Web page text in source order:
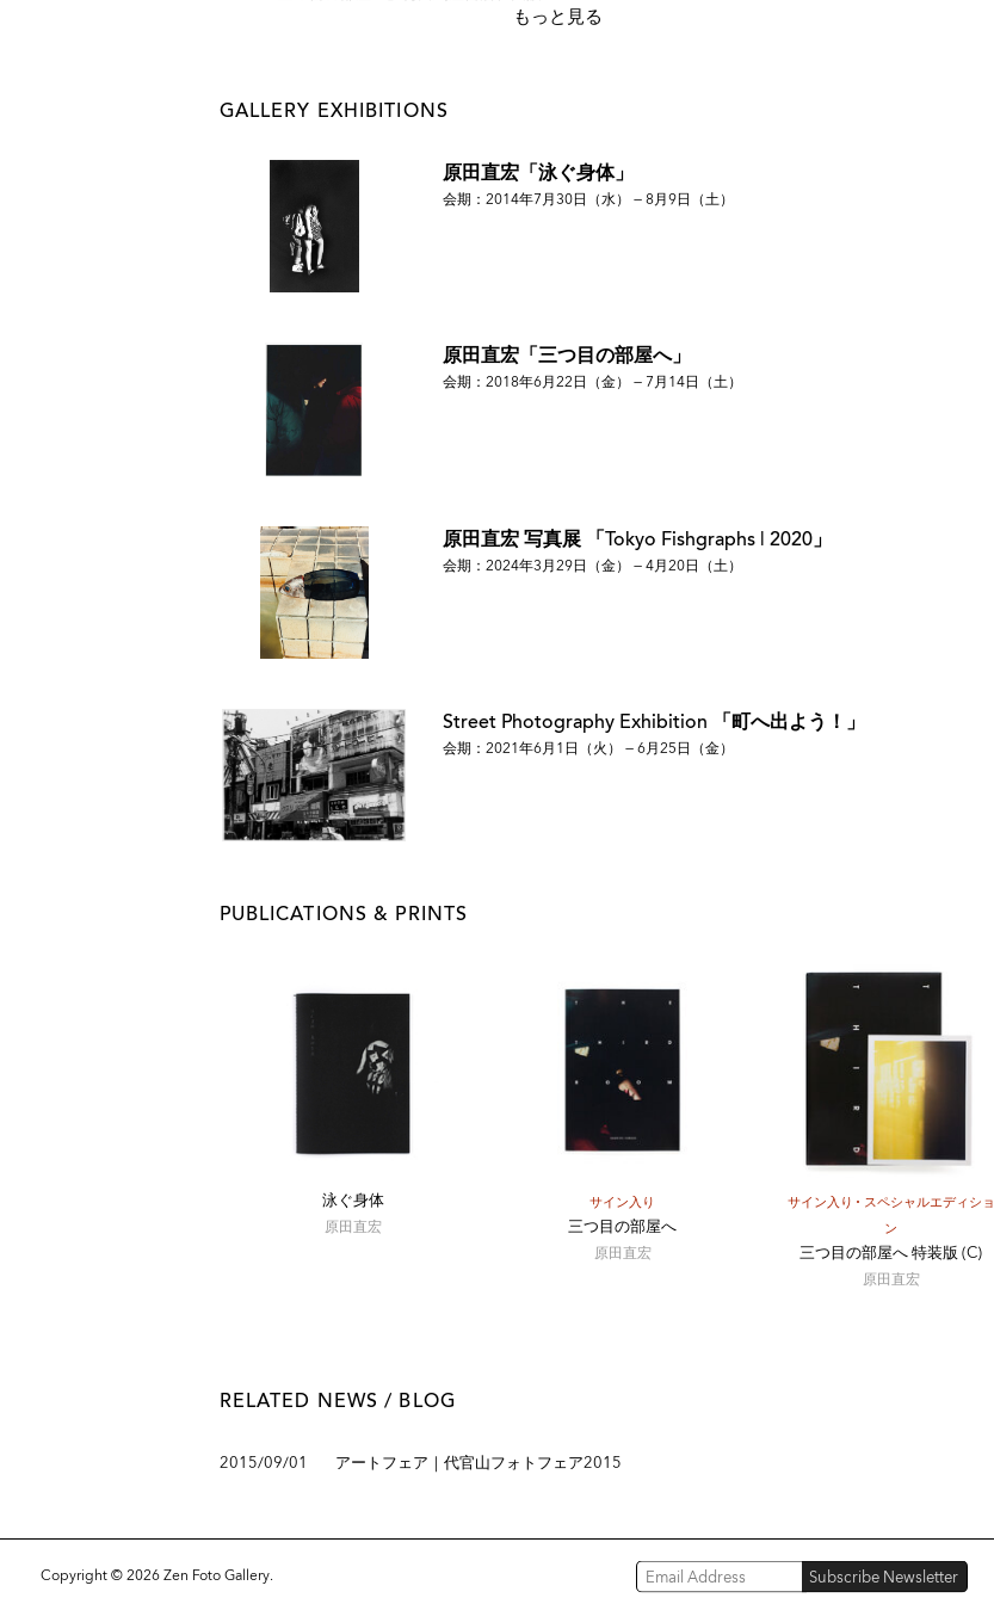
2011「早稻田大学芸術学校空間映像科発科展」横浜竜宮美術旅館
2011 「ヨコハマフォトフェスティバル」横浜赤レンガ倉庫
もっと見る
GALLERY EXHIBITIONS
原田直宏「泳ぐ身体」
会期：2014年7月30日（水） — 8月9日（土）
原田直宏「三つ目の部屋へ」
会期：2018年6月22日（金） — 7月14日（土）
原田直宏 写真展 「Tokyo Fishgraphs | 2020」
会期：2024年3月29日（金） — 4月20日（土）
Street Photography Exhibition 「町へ出よう！」
会期：2021年6月1日（火） — 6月25日（金）
PUBLICATIONS & PRINTS
泳ぐ身体
原田直宏
サイン入り
三つ目の部屋へ
原田直宏
サイン入り
スペシャルエディショ
ン
三つ目の部屋へ 特装版 (C)
原田直宏
RELATED NEWS / BLOG
2015/09/01 アートフェア｜代官山フォトフェア2015
Copyright © 2026 Zen Foto Gallery.